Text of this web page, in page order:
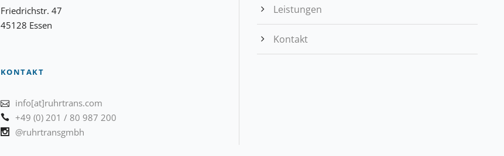
Friedrichstr. 47
45128 Essen
KONTAKT
info[at]ruhrtrans.com
+49 (0) 201 / 80 987 200
@ruhrtransgmbh
Leistungen
Kontakt